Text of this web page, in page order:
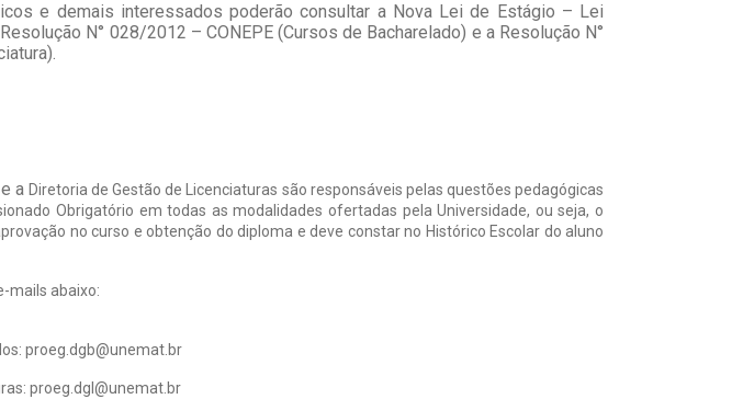
e demais interessados poderão consultar a Nova Lei de Estágio – Lei
N° 028/2012 – CONEPE (Cursos de Bacharelado) e a Resolução N°
a Diretoria de Gestão de Licenciaturas são responsáveis pelas questões pedagógicas
Obrigatório em todas as modalidades ofertadas pela Universidade, ou seja, o
no curso e obtenção do diploma e deve constar no Histórico Escolar do aluno
mails abaixo:
proeg.dgb@unemat.br
proeg.dgl@unemat.br